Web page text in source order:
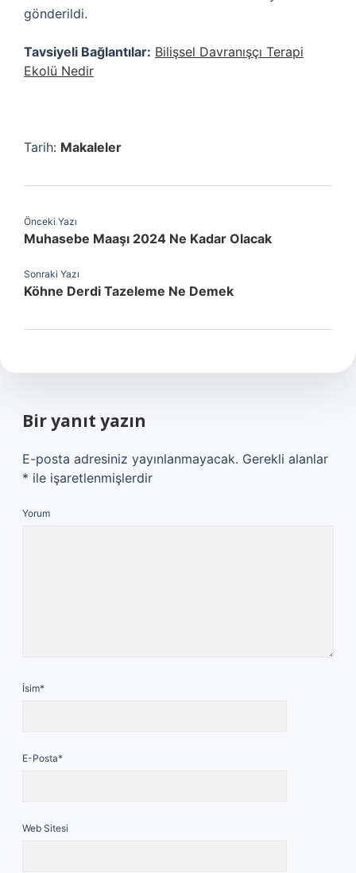
gönderildi.
Tavsiyeli Bağlantılar: Bilişsel Davranışçı Terapi
Ekolü Nedir
Tarih: Makaleler
Önceki Yazı
Muhasebe Maaşı 2024 Ne Kadar Olacak
Sonraki Yazı
Köhne Derdi Tazeleme Ne Demek
Bir yanıt yazın
E-posta adresiniz yayınlanmayacak. Gerekli alanlar
* ile işaretlenmişlerdir
Yorum
İsim*
E-Posta*
Web Sitesi